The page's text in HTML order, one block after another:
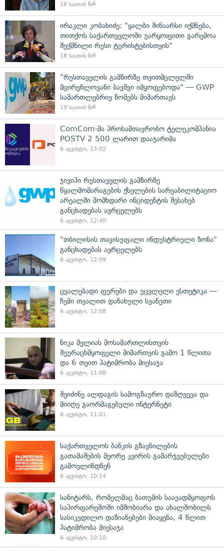
18 საათის წინ
ირაკლი კობახიძე: "ყალბი შინაარსი იქმნება,
თითქოს საქართველოში უარყოფითი გარემოა
შექმნილი რუსი ტურისტებისთვის"
18 საათის წინ
"რუსთაველის გამზირზე თვითმცლელში
მცირეწლოვანი ბავშვი იმყოფებოდა" — GWP
სამართლებრივ ზომებს მიმართავს
19 საათის წინ
ComCom-მა პროსამთავრობო ტელეკომპანია
POSTV 2 500 ლარით დააჯარიმა
6 აგვისტო, 13:02
ჯივიპი რუსთაველის გამზირზე
წყალმომარაგების ქსელების სარეაბილიტაციო
არეალში მომხდარი ინციდენტის შესახებ
განცხადებას ავრცელებს
6 აგვისტო, 12:40
"თბილისის თავისუფალი ინდუსტრიული ზონა"
განცხადებას ავრცელებს
6 აგვისტო, 12:09
ცვალებადი ფერები და უცვლელი ესთეტიკა —
ჩემი თვალით დანახული სვანეთი
6 აგვისტო, 12:08
ნიკა მელიას მოსამართლისთვის
შეურაცხმყოფელი მიმართვის გამო 1 წლითა
და 6 თვით პატიმრობა მიესაჯა
6 აგვისტო, 11:08
შეიძინე ალდაგის სამოგზაურო დაზღვევა და
მიიღე გაორმაგებული ინტერნეტი
6 აგვისტო, 11:01
საქართველოს ბანკის გზავნილების
გათამაშების მეორე კვირის გამარჯვებულები
გამოვლინდნენ
6 აგვისტო, 10:14
სანიტარს, რომელმაც ბათუმის საავადმყოფოს
საპირფარეშოში იმშობიარა და ახალშობილს
სასიკვდილო დაზიანებები მიაყენა, 4 წლით
პატიმრობა მიესაჯა
6 აგვისტო, 10:10